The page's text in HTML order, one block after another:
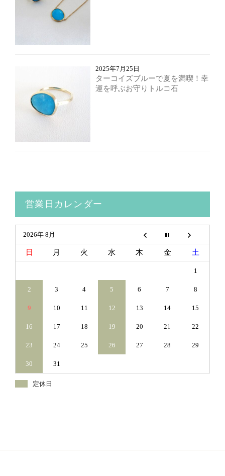
2025年7月25日
ターコイズブルーで夏を満喫！幸
運を呼ぶお守りトルコ石
営業日カレンダー
2026年 8月
日 月 火 水 木 金 土
1
2 3 4 5 6 7 8
9 10 11 12 13 14 15
16 17 18 19 20 21 22
23 24 25 26 27 28 29
30 31
定休日